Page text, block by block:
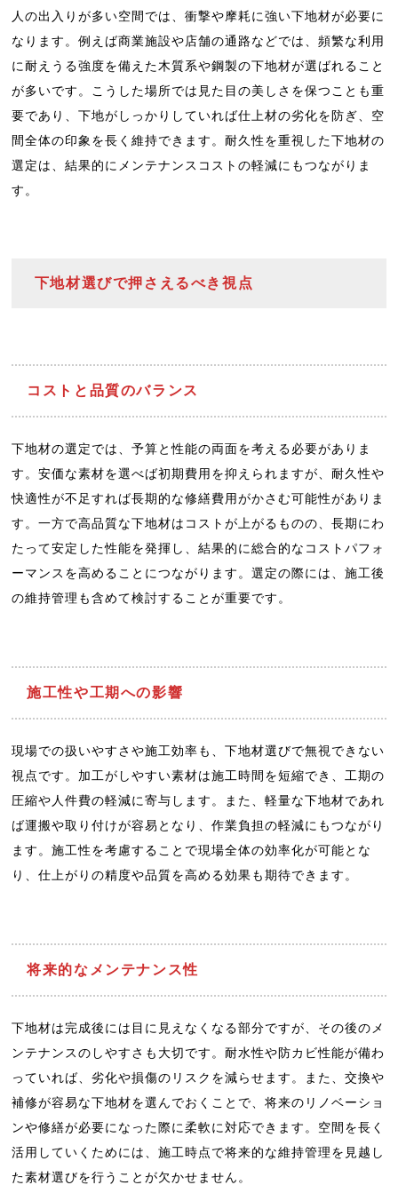
人の出入りが多い空間では、衝撃や摩耗に強い下地材が必要に
なります。例えば商業施設や店舗の通路などでは、頻繁な利用
に耐えうる強度を備えた木質系や鋼製の下地材が選ばれること
が多いです。こうした場所では見た目の美しさを保つことも重
要であり、下地がしっかりしていれば仕上材の劣化を防ぎ、空
間全体の印象を長く維持できます。耐久性を重視した下地材の
選定は、結果的にメンテナンスコストの軽減にもつながりま
す。
下地材選びで押さえるべき視点
コストと品質のバランス
下地材の選定では、予算と性能の両面を考える必要がありま
す。安価な素材を選べば初期費用を抑えられますが、耐久性や
快適性が不足すれば長期的な修繕費用がかさむ可能性がありま
す。一方で高品質な下地材はコストが上がるものの、長期にわ
たって安定した性能を発揮し、結果的に総合的なコストパフォ
ーマンスを高めることにつながります。選定の際には、施工後
の維持管理も含めて検討することが重要です。
施工性や工期への影響
現場での扱いやすさや施工効率も、下地材選びで無視できない
視点です。加工がしやすい素材は施工時間を短縮でき、工期の
圧縮や人件費の軽減に寄与します。また、軽量な下地材であれ
ば運搬や取り付けが容易となり、作業負担の軽減にもつながり
ます。施工性を考慮することで現場全体の効率化が可能とな
り、仕上がりの精度や品質を高める効果も期待できます。
将来的なメンテナンス性
下地材は完成後には目に見えなくなる部分ですが、その後のメ
ンテナンスのしやすさも大切です。耐水性や防カビ性能が備わ
っていれば、劣化や損傷のリスクを減らせます。また、交換や
補修が容易な下地材を選んでおくことで、将来のリノベーショ
ンや修繕が必要になった際に柔軟に対応できます。空間を長く
活用していくためには、施工時点で将来的な維持管理を見越し
た素材選びを行うことが欠かせません。